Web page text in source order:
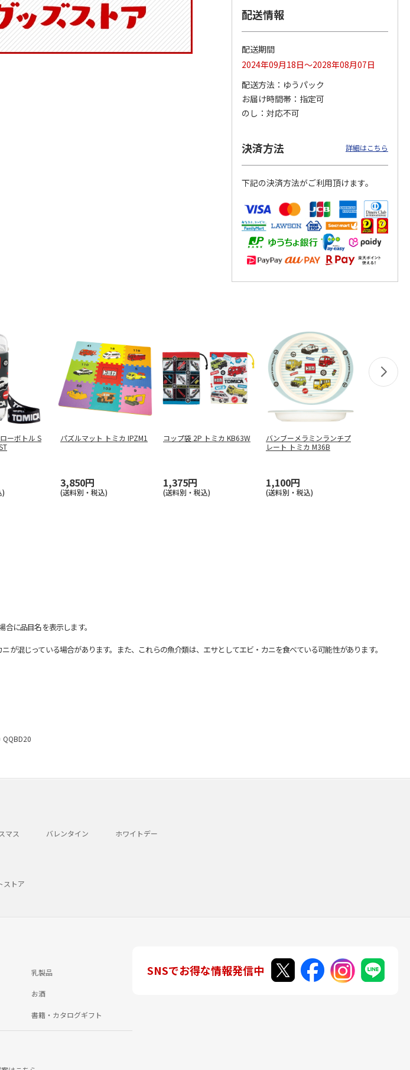
ポムポムプリン30th
ション
4,950円
(送料別・税込)
リラックマ／クリア
配送情報
配送期間
2024年09月18日～2028年08月07日
配送方法
ゆうパック
お届け時間帯
指定可
のし
対応不可
決済方法 詳細はこちら
下記の決済方法がご利用頂けます。
ーボトル S
)
パズルマット トミカ IPZM1
3,850円
(送料別・税込)
コップ袋 2P トミカ KB63W
1,375円
(送料別・税込)
バンブーメラミンランチプ
レート トミカ M36B
1,100円
(送料別・税込)
に品目名を表示します。
混じっている場合があります。また、これらの魚介類は、エサとしてエビ・カニを食べている可能性があります。
QQBD20
マス バレンタイン ホワイトデー
ストア
乳製品
お酒
書籍・カタログギフト
SNSでお得な情報発信中